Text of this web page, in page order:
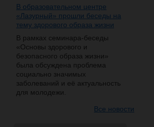
В образовательном центре
«Лазурный» прошли беседы на
тему здорового образа жизни
В рамках семинара-беседы
«Основы здорового и
безопасного образа жизни»
была обсуждена проблема
социально значимых
заболеваний и её актуальность
для молодежи.
Все новости